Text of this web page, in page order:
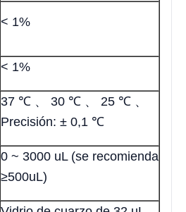
< 1%
< 1%
37 ℃ 、 30 ℃ 、 25 ℃ 、
Precisión: ± 0,1 ℃
0 ~ 3000 uL (se recomienda
≥500uL)